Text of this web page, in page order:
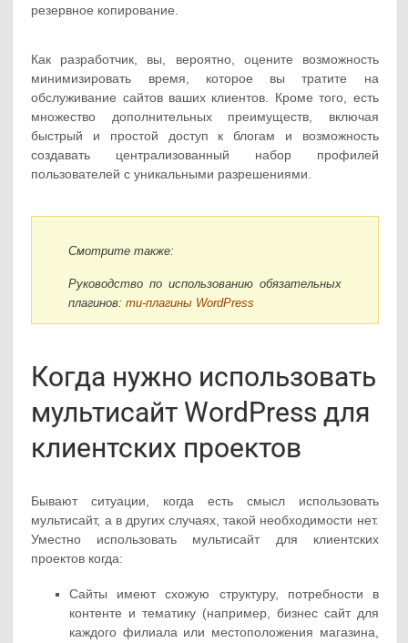
резервное копирование.
Как разработчик, вы, вероятно, оцените возможность
минимизировать время, которое вы тратите на
обслуживание сайтов ваших клиентов. Кроме того, есть
множество дополнительных преимуществ, включая
быстрый и простой доступ к блогам и возможность
создавать централизованный набор профилей
пользователей с уникальными разрешениями.
Смотрите также:
Руководство по использованию обязательных
плагинов:mu-плагины WordPress
Когда нужно использовать
мультисайт WordPress для
клиентских проектов
Бывают ситуации, когда есть смысл использовать
мультисайт, а в других случаях, такой необходимости нет.
Уместно использовать мультисайт для клиентских
проектов когда:
Сайты имеют схожую структуру, потребности в
контенте и тематику (например, бизнес сайт для
каждого филиала или местоположения магазина,